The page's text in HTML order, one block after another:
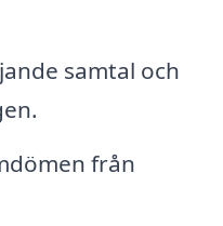
samtal och
från